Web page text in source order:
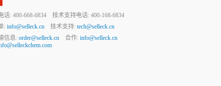
话: 400-668-6834 技术支持电话: 400-168-6834
: info@selleck.cn 技术支持: tech@selleck.cn
信息: order@selleck.cn 合作: info@selleck.cn